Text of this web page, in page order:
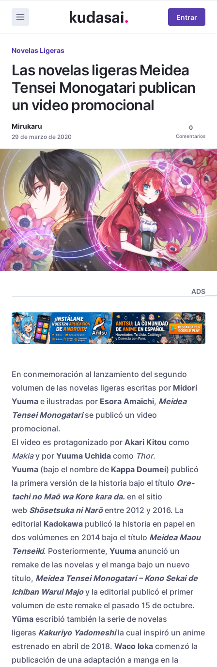
Entrar
Novelas Ligeras
Las novelas ligeras Meidea
Tensei Monogatari publican
un video promocional
Mirukaru
29 de marzo de 2020
0
Comentarios
ADS
En conmemoración al lanzamiento del segundo
volumen de las novelas ligeras escritas por Midori
Yuuma e ilustradas por Esora Amaichi, Meidea
Tensei Monogatarise publicó un video
promocional.
El video es protagonizado por Akari Kitou como
Makiay por Yuuma Uchida como Thor.
Yuuma (bajo el nombre de Kappa Doumei) publicó
la primera versión de la historia bajo el título Ore-
tachi no Maō wa Kore kara da. en el sitio
web Shōsetsuka ni Narōentre 2012 y 2016. La
editorial Kadokawa publicó la historia en papel en
dos volúmenes en 2014 bajo el título Meidea Maou
Tenseiki. Posteriormente, Yuuma anunció un
remake de las novelas y el manga bajo un nuevo
título, Meidea Tensei Monogatari – Kono Sekai de
Ichiban Warui Majoy la editorial publicó el primer
volumen de este remake el pasado 15 de octubre.
Yūma escribió también la serie de novelas
ligeras Kakuriyo Yadomeshila cual inspiró un anime
estrenado en abril de 2018. Waco Ioka comenzó la
publicación de una adaptación a manga en la